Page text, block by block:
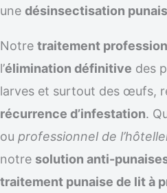
une désinsectisation
Notre traitement
l’élimination définitive des
larves et surtout des œufs,
récurrence d’infestation.
ou professionnel de
notre solution anti-
traitement punaise de lit à